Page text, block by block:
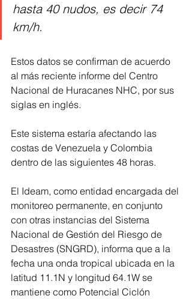
hasta 40 nudos, es decir 74
km/h.
Estos datos se confirman de acuerdo
al más reciente informe del Centro
Nacional de Huracanes NHC, por sus
siglas en inglés.
Este sistema estaría afectando las
costas de Venezuela y Colombia
dentro de las siguientes 48 horas.
El Ideam, como entidad encargada del
monitoreo permanente, en conjunto
con otras instancias del Sistema
Nacional de Gestión del Riesgo de
Desastres (SNGRD), informa que a la
fecha una onda tropical ubicada en la
latitud 11.1N y longitud 64.1W se
mantiene como Potencial Ciclón